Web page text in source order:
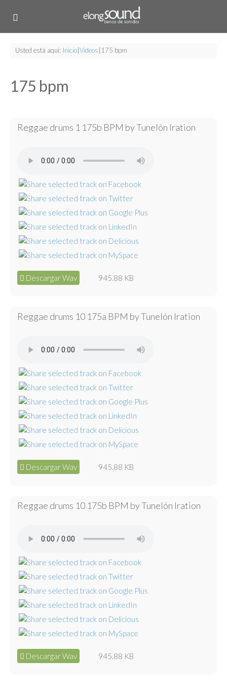
Usted está aquí: Inicio Videos 175 bpm
175 bpm
Reggae drums 1 175b BPM by Tunelón Iration
Descargar Wav 945.88 KB
Reggae drums 10 175a BPM by Tunelón Iration
Descargar Wav 945.88 KB
Reggae drums 10 175b BPM by Tunelón Iration
Descargar Wav 945.88 KB